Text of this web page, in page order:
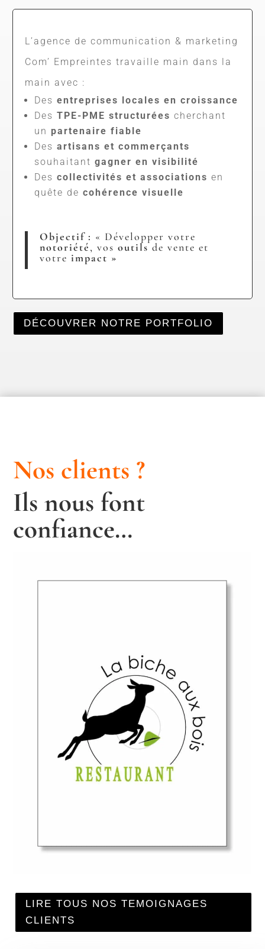
L’agence de communication & marketing
Com’ Empreintes travaille main dans la
main avec :
Desentreprises locales en croissance
DesTPE-PME structurées cherchant
un partenaire fiable
Desartisans et commerçants
souhaitantgagner en visibilité
Descollectivités et associations en
quête decohérence visuelle
Objectif : « Développer votre
notoriété, vosoutilsde vente et
votreimpact »
DÉCOUVRER NOTRE PORTFOLIO
Nos clients ?
Ils nous font
confiance…
LIRE TOUS NOS TEMOIGNAGES
CLIENTS